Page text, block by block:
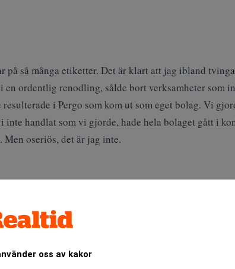
oss av kakor
på så många etiketter. Det är klart att jag ibland
en ordentlig renodling, sålde bort verksamheter som
i Pergo som kom ut som eget bolag. Vi
inte handlat som vi gjorde, hade hela bolaget gått i
oseriös, det är jag inte.
pengar, makt eller både och?
i hundradelar och centimetrar, vi mäter vår
sig som du vill, använder du dig av ”pr” och
originellt i din bransch. Är det sant?
att ha en öppen attityd. Vi jobbar i publika bolag och